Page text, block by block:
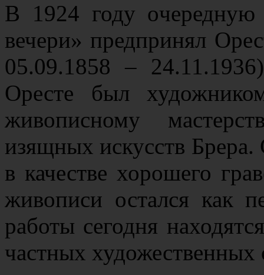
В 1924 году очередную
вечери» предпринял
05.09.1858 –
Оресте был
живописному
изящных искусств Брера.
в качестве хорошего
живописи остался как
работы сегодня
частных художественных